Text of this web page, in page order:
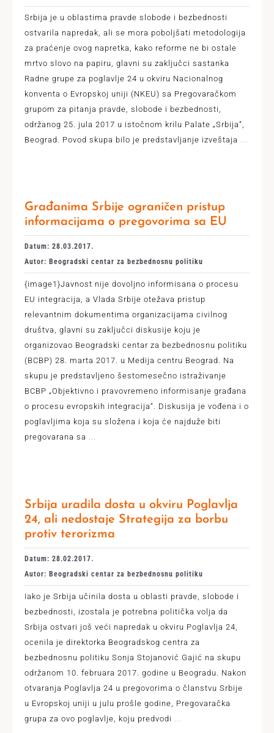
Srbija je u oblastima pravde slobode i bezbednosti
ostvarila napredak, ali se mora poboljšati metodologija
za praćenje ovog napretka, kako reforme ne bi ostale
mrtvo slovo na papiru, glavni su zaključci sastanka
Radne grupe za poglavlje 24 u okviru Nacionalnog
konventa o Evropskoj uniji (NKEU) sa Pregovaračkom
grupom za pitanja pravde, slobode i bezbednosti,
održanog 25. jula 2017 u istočnom krilu Palate „Srbija“,
Beograd. Povod skupa bilo je predstavljanje izveštaja
Građanima Srbije ograničen pristup
informacijama o pregovorima sa EU
Datum: 28.03.2017.
Autor: Beogradski centar za bezbednosnu politiku
{image1}Javnost nije dovoljno informisana o procesu
EU integracija, a Vlada Srbije otežava pristup
relevantnim dokumentima organizacijama civilnog
društva, glavni su zaključci diskusije koju je
organizovao Beogradski centar za bezbednosnu politiku
(BCBP) 28. marta 2017. u Medija centru Beograd. Na
skupu je predstavljeno šestomesečno istraživanje
BCBP „Objektivno i pravovremeno informisanje građana
o procesu evropskih integracija“. Diskusija je vođena i o
poglavljima koja su složena i koja će najduže biti
pregovarana sa ...
Srbija uradila dosta u okviru Poglavlja
24, ali nedostaje Strategija za borbu
protiv terorizma
Datum: 28.02.2017.
Autor: Beogradski centar za bezbednosnu politiku
Iako je Srbija učinila dosta u oblasti pravde, slobode i
bezbednosti, izostala je potrebna politička volja da
Srbija ostvari još veći napredak u okviru Poglavlja 24,
ocenila je direktorka Beogradskog centra za
bezbednosnu politiku Sonja Stojanović Gajić na skupu
održanom 10. februara 2017. godine u Beogradu. Nakon
otvaranja Poglavlja 24 u pregovorima o članstvu Srbije
u Evropskoj uniji u julu prošle godine, Pregovaračka
grupa za ovo poglavlje, koju predvodi ...